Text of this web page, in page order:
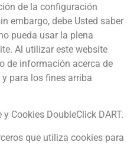
de la configuración
embargo, debe Usted saber
pueda usar la plena
Al utilizar este website
de información acerca de
para los fines arriba
Cookies DoubleClick DART.
que utiliza cookies para